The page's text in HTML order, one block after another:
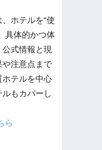
ホテルを“使
具体的かつ体
式情報と現
注意点まで
テルを中心
もカバーし
ら